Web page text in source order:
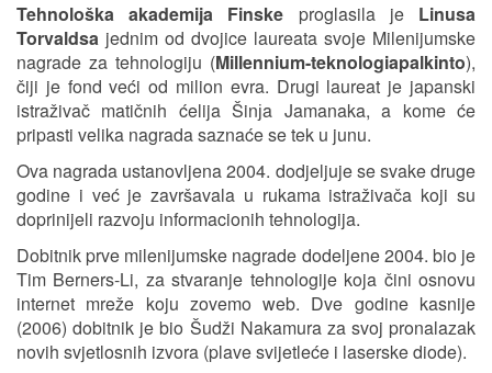
Tehnološka akademija Finske proglasila je Linusa
Torvaldsa jednim od dvojice laureata svoje Milenijumske
nagrade za tehnologiju (Millennium-teknologiapalkinto),
čiji je fond veći od milion evra. Drugi laureat je japanski
istraživač matičnih ćelija Šinјa Jamanaka, a kome će
pripasti velika nagrada saznaće se tek u junu.
Ova nagrada ustanovljena 2004. dodjeljuje se svake druge
godine i već je završavala u rukama istraživača koji su
doprinijeli razvoju informacionih tehnologija.
Dobitnik prve milenijumske nagrade dodeljene 2004. bio je
Tim Berners-Li, za stvaranje tehnologije koja čini osnovu
internet mreže koju zovemo web. Dve godine kasnije
(2006) dobitnik je bio Šudži Nakamura za svoj pronalazak
novih svjetlosnih izvora (plave svijetleće i laserske diode).